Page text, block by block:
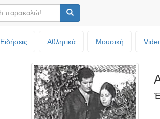
Ειδήσεις Αθλητικά Μουσική